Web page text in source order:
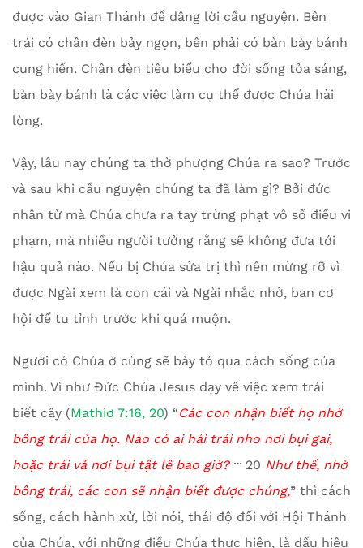
được vào Gian Thánh để dâng lời cầu nguyện. Bên
trái có chân đèn bảy ngọn, bên phải có bàn bày bánh
cung hiến. Chân đèn tiêu biểu cho đời sống tỏa sáng,
bàn bày bánh là các việc làm cụ thể được Chúa hài
lòng.
Vậy, lâu nay chúng ta thờ phượng Chúa ra sao? Trước
và sau khi cầu nguyện chúng ta đã làm gì? Bởi đức
nhân từ mà Chúa chưa ra tay trừng phạt vô số điều vi
phạm, mà nhiều người tưởng rằng sẽ không đưa tới
hậu quả nào. Nếu bị Chúa sửa trị thì nên mừng rỡ vì
được Ngài xem là con cái và Ngài nhắc nhở, ban cơ
hội để tu tỉnh trước khi quá muộn.
Người có Chúa ở cùng sẽ bày tỏ qua cách sống của
mình. Vì như Đức Chúa Jesus dạy về việc xem trái
biết cây (Mathiơ 7:16, 20) “Các con nhận biết họ nhờ
bông trái của họ. Nào có ai hái trái nho nơi bụi gai,
hoặc trái vả nơi bụi tật lê bao giờ? … 20 Như thế, nhờ
bông trái, các con sẽ nhận biết được chúng,” thì cách
sống, cách hành xử, lời nói, thái độ đối với Hội Thánh
của Chúa, với những điều Chúa thực hiện, là dấu hiệu